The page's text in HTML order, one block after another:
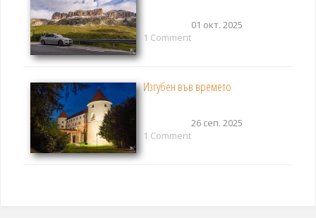
01 окт. 2025
1 Comment
Изгубен във времето
26 сеп. 2025
1 Comment